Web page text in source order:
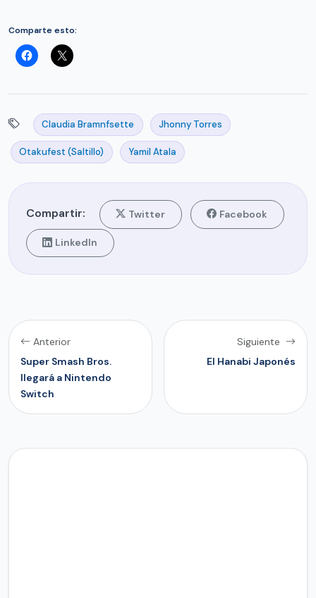
Comparte esto:
Claudia Bramnfsette Jhonny Torres
Otakufest (Saltillo) Yamil Atala
Compartir: Twitter Facebook
LinkedIn
Anterior
Super Smash Bros.
llegará a Nintendo
Switch
Siguiente
El Hanabi Japonés